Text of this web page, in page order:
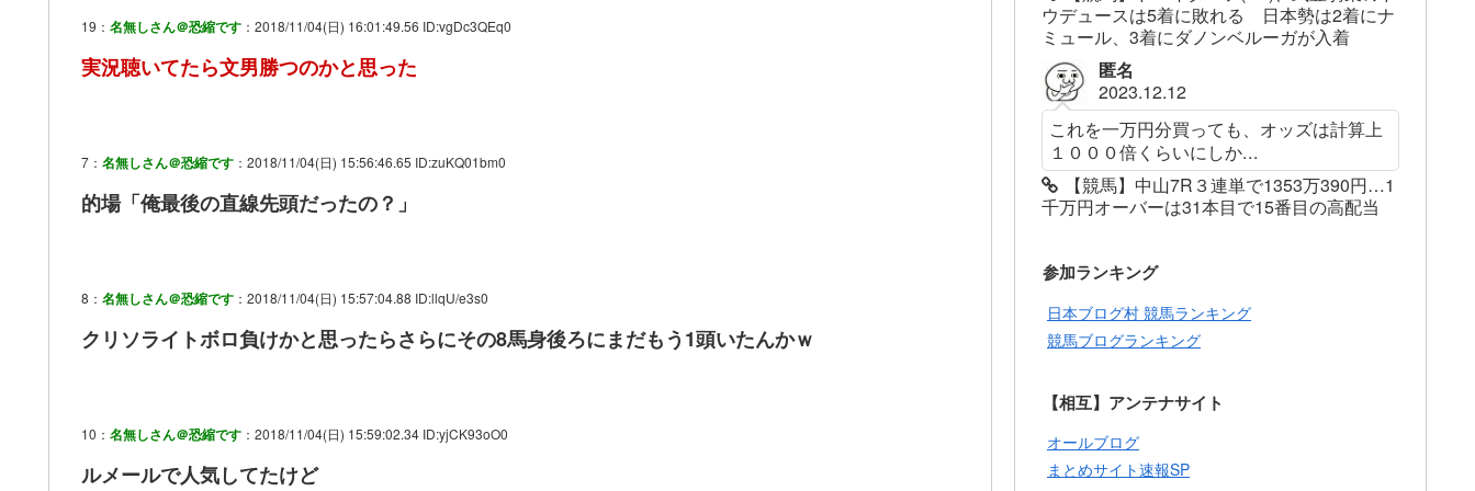
19： 名無しさん＠恐縮です ：2018/11/04(日) 16:01:49.56 ID:vgDc3QEq0
実況聴いてたら文男勝つのかと思った
7： 名無しさん＠恐縮です ：2018/11/04(日) 15:56:46.65 ID:zuKQ01bm0
的場「俺最後の直線先頭だったの？」
8： 名無しさん＠恐縮です ：2018/11/04(日) 15:57:04.88 ID:llqU/e3s0
クリソライトボロ負けかと思ったらさらにその8馬身後ろにまだもう1頭いたんかｗ
10： 名無しさん＠恐縮です ：2018/11/04(日) 15:59:02.34 ID:yjCK93oO0
ルメールで人気してたけど
ウデュースは5着に敗れる 日本勢は2着にナ
ミュール、3着にダノンベルーガが入着
匿名
2023.12.12
これを一万円分買っても、オッズは計算上
１０００倍くらいにしか...
【競馬】中山7R３連単で1353万390円…1
千万円オーバーは31本目で15番目の高配当
参加ランキング
日本ブログ村 競馬ランキング
競馬ブログランキング
【相互】アンテナサイト
オールブログ
まとめサイト速報SP